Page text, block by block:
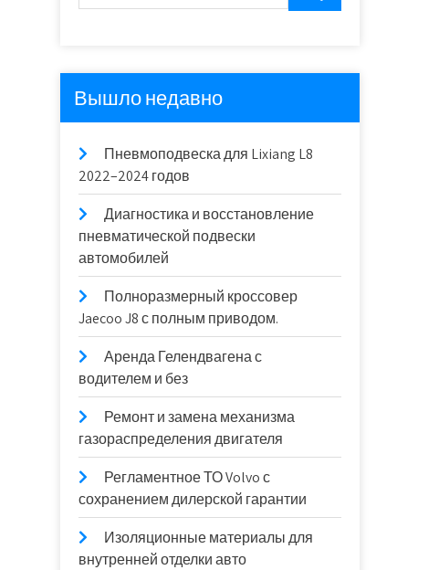
Вышло недавно
Пневмоподвеска для Lixiang L8
2022–2024 годов
Диагностика и восстановление
пневматической подвески
автомобилей
Полноразмерный кроссовер
Jaecoo J8 с полным приводом.
Аренда Гелендвагена с
водителем и без
Ремонт и замена механизма
газораспределения двигателя
Регламентное ТО Volvo с
сохранением дилерской гарантии
Изоляционные материалы для
внутренней отделки авто